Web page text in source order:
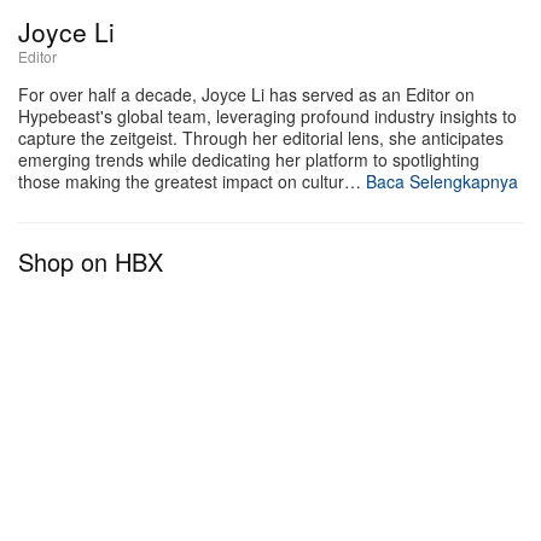
secara tegas. Para penggemar bisa menantikan
perangkat teknologi yang hadir dalam deretan
warna cerah nan mencuri perhatian, berfungsi
sekaligus sebagai alat audio berkinerja tinggi dan
fashion statement yang berani. Di tengah semakin
elektronik konsumen di industri, ekspansi strategis
ini memosisikan label tersebut untuk merangkul
Joyce Li
Editor
For over half a decade, Joyce Li has served as an Editor on
Hypebeast's global team, leveraging profound industry insights to
capture the zeitgeist. Through her editorial lens, she anticipates
emerging trends while dedicating her platform to spotlighting
those making the greatest impact on cultur… Baca Selengkapnya
Shop on HBX